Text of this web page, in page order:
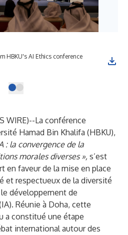
HBKU's AI Ethics conference
WIRE)--La conférence
Hamad Bin Khalifa (HBKU),
: la convergence de la
morales diverses », s’est
en faveur de la mise en place
et respectueux de la diversité
développement de
Réunie à Doha, cette
a constitué une étape
international autour des